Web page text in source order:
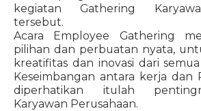
kegiatan Gathering
tersebut.
Acara Employee Gathering
pilihan dan perbuatan nyata,
kreatifitas dan inovasi dari
Keseimbangan antara kerja dan
diperhatikan itulah
Karyawan Perusahaan.